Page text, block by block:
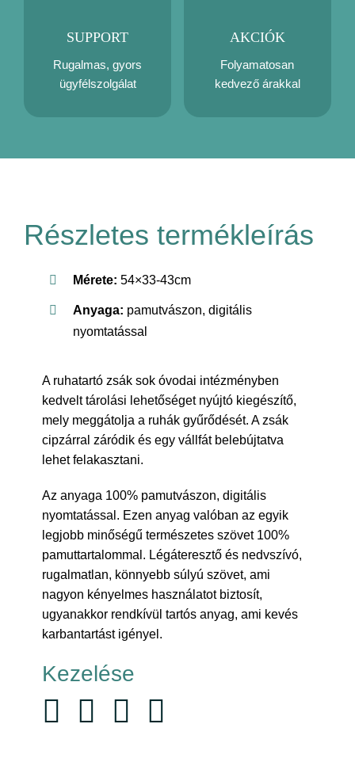
SUPPORT
Rugalmas, gyors
ügyfélszolgálat
AKCIÓK
Folyamatosan
kedvező árakkal
Részletes termékleírás
Mérete: 54×33-43cm
Anyaga: pamutvászon, digitális
nyomtatással
A ruhatartó zsák sok óvodai intézményben
kedvelt tárolási lehetőséget nyújtó kiegészítő,
mely meggátolja a ruhák gyűrődését. A zsák
cipzárral záródik és egy vállfát belebújtatva
lehet felakasztani.
Az anyaga 100% pamutvászon, digitális
nyomtatással. Ezen anyag valóban az egyik
legjobb minőségű természetes szövet 100%
pamuttartalommal. Légáteresztő és nedvszívó,
rugalmatlan, könnyebb súlyú szövet, ami
nagyon kényelmes használatot biztosít,
ugyanakkor rendkívül tartós anyag, ami kevés
karbantartást igényel.
Kezelése